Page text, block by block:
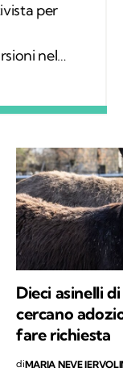
per
nel
mi sono
cimento in
filosofia
e un
ai problemi
Dieci asinelli
cercano
fare richiesta
diMARIA NEVE